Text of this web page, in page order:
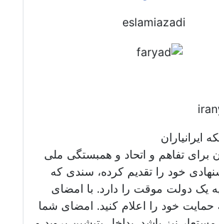
ایرانیاران
برای تفاهم و اتحاد و همبستگی ملی
خود را تقدیم کرده، سندی که
یک دولت موقت را دارد. با امضای
حمایت خود را اعلام کنید. امضای شما